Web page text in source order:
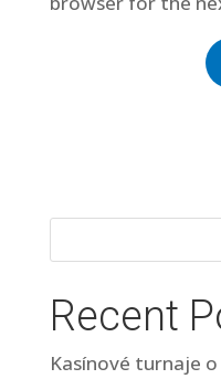
Recent
Kasínové turnaje